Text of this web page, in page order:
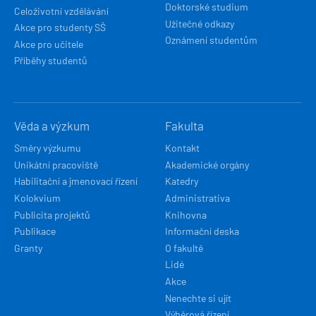
Celoživotní vzdělávání
Akce pro studenty SŠ
Akce pro učitele
Příběhy studentů
Doktorské studium
Užitečné odkazy
Oznámení studentům
Věda a výzkum
Směry výzkumu
Unikátní pracoviště
Habilitační a jmenovací řízení
Kolokvium
Publicita projektů
Publikace
Granty
Fakulta
Kontakt
Akademické orgány
Katedry
Administrativa
Knihovna
Informační deska
O fakultě
Lidé
Akce
Nenechte si ujít